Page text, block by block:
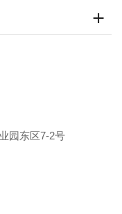
园东区7-2号